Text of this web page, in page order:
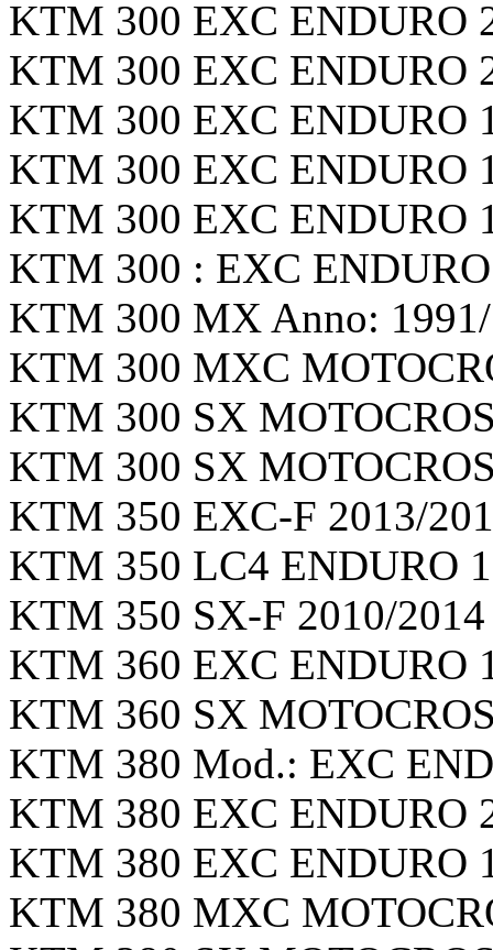
KTM 300 EXC ENDURO
KTM 300 EXC ENDURO
KTM 300 EXC ENDURO
KTM 300 EXC ENDURO
KTM 300 EXC ENDURO
KTM 300 : EXC ENDURO
KTM 300 MX Anno: 1991/
KTM 300 MXC
KTM 300 SX
KTM 300 SX
KTM 350 EXC-F 2013/
KTM 350 LC4 ENDURO
KTM 350 SX-F 2010/2014
KTM 360 EXC ENDURO
KTM 360 SX
KTM 380 Mod.: EXC
KTM 380 EXC ENDURO
KTM 380 EXC ENDURO
KTM 380 MXC